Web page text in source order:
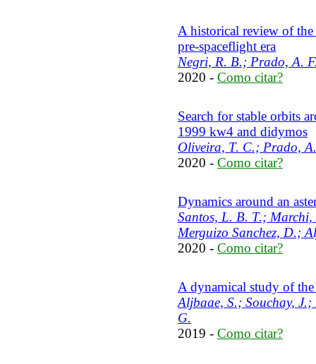
A historical review of
pre-spaceflight era
Negri, R. B.; Prado, A.
2020 - Como citar?
Search for stable orbits
1999 kw4 and didymos
Oliveira, T. C.; Prado,
2020 - Como citar?
Dynamics around an
Santos, L. B. T.;
Merguizo Sanchez, D.;
2020 - Como citar?
A dynamical study of
Aljbaae, S.; Souchay,
G.
2019 - Como citar?